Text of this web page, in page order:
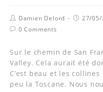
Damien Delord 27/05/
0 Comments
Sur le chemin de San
Valley. Cela aurait été
C’est beau et les
peu la Toscane. Nous